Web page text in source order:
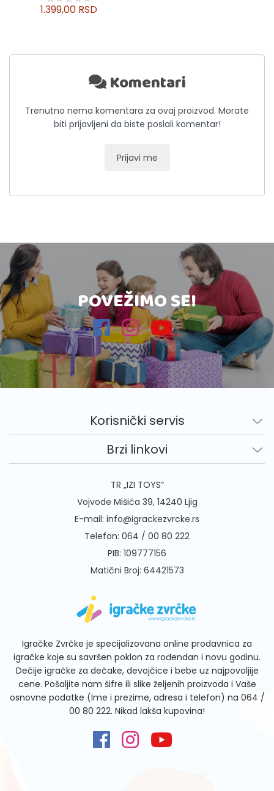
1.399,00 RSD
Komentari
Trenutno nema komentara za ovaj proizvod. Morate
biti prijavljeni da biste poslali komentar!
Prijavi me
POVEŽIMO SE!
Korisnički servis
Brzi linkovi
TR „IZI TOYS“
Vojvode Mišića 39, 14240 Ljig
E-mail: info@igrackezvrcke.rs
Telefon: 064 / 00 80 222
PIB: 109777156
Matični Broj: 64421573
Igračke Zvrčke je specijalizovana online prodavnica za
igračke koje su savršen poklon za rođendan i novu godinu.
Dečije igračke za dečake, devojčice i bebe uz najpovoljije
cene. Pošaljite nam šifre ili slike željenih proizvoda i Vaše
osnovne podatke (Ime i prezime, adresa i telefon) na 064 /
00 80 222. Nikad lakša kupovina!